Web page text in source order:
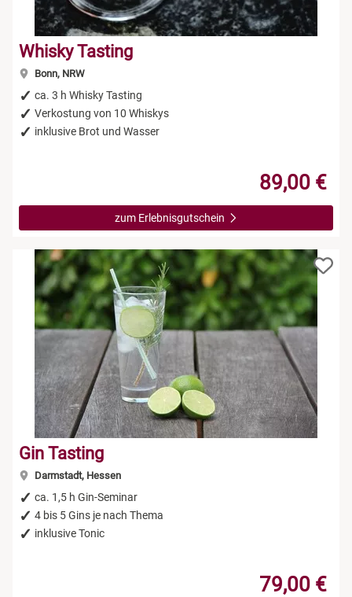
Whisky Tasting
Bonn, NRW
ca. 3 h Whisky Tasting
Verkostung von 10 Whiskys
inklusive Brot und Wasser
89,00 €
zum Erlebnisgutschein
Gin Tasting
Darmstadt, Hessen
ca. 1,5 h Gin-Seminar
4 bis 5 Gins je nach Thema
inklusive Tonic
79,00 €